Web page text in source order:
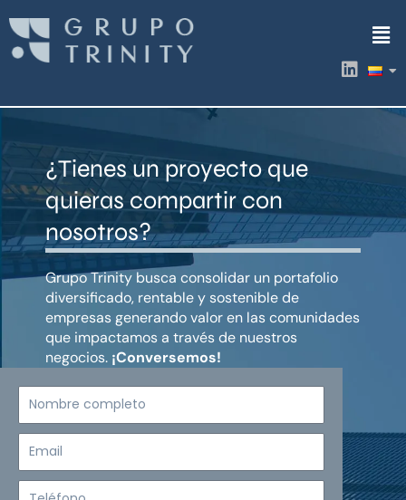
contenido
L
i
k
i
¿Tienes un proyecto que
quieras compartir con
nosotros?
Grupo Trinity busca consolidar un portafolio
diversificado, rentable y sostenible de
empresas generando valor en las comunidades
que impactamos a través de nuestros
negocios. ¡Conversemos!